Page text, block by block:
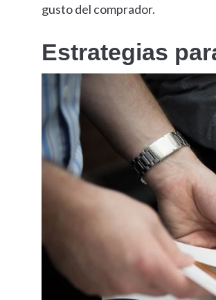
gusto del comprador.
Estrategias